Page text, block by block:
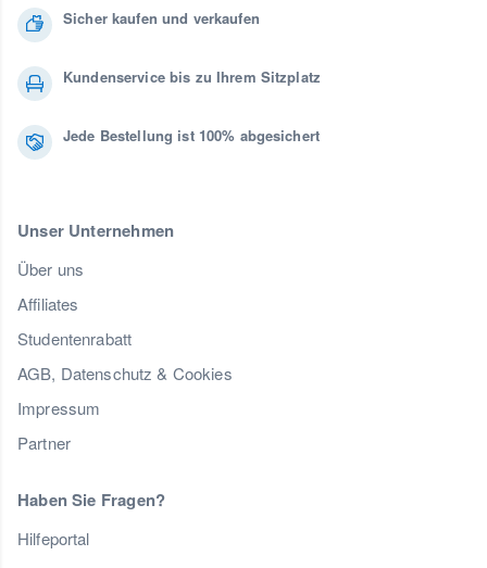
Sicher kaufen und verkaufen
Kundenservice bis zu Ihrem Sitzplatz
Jede Bestellung ist 100% abgesichert
Unser Unternehmen
Über uns
Affiliates
Studentenrabatt
AGB, Datenschutz & Cookies
Impressum
Partner
Haben Sie Fragen?
Hilfeportal